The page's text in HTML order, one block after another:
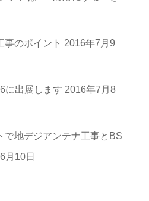
事のポイント 2016年7月9
に出展します 2016年7月8
で地デジアンテナ工事とBS
月10日